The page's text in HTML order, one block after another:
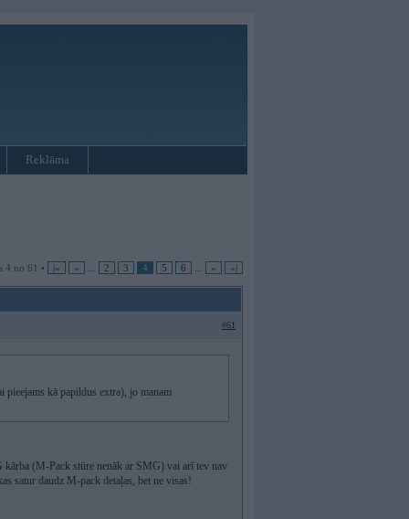
Reklāma
4 no 61 • |« « 2 3 4 5 6 » »|
#61
kā papildus extra), jo manam
(M-Pack stūre nenāk ar SMG) vai arī tev nav
satur daudz M-pack detaļas, bet ne visas!